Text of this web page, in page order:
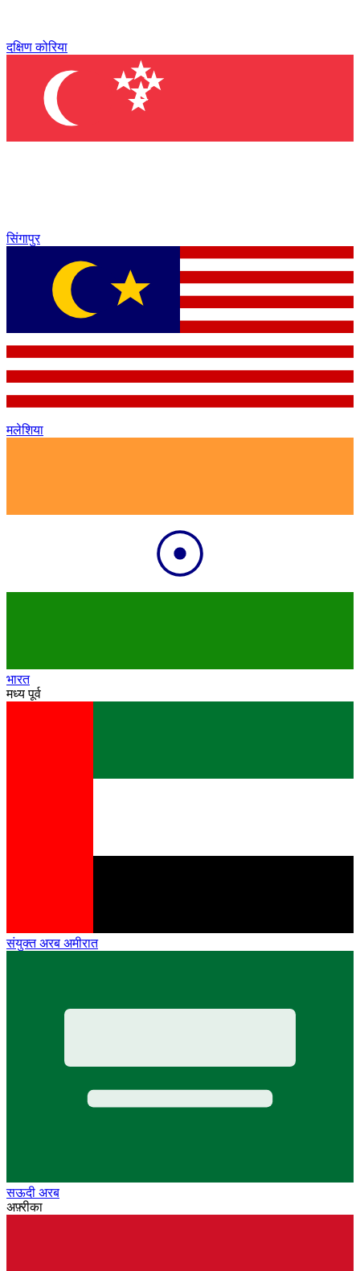
दक्षिण कोरिया
सिंगापुर
मलेशिया
भारत
मध्य पूर्व
संयुक्त अरब अमीरात
सऊदी अरब
अफ़्रीका